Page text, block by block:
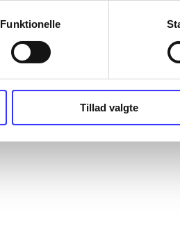
Funktionelle
Tillad valgte